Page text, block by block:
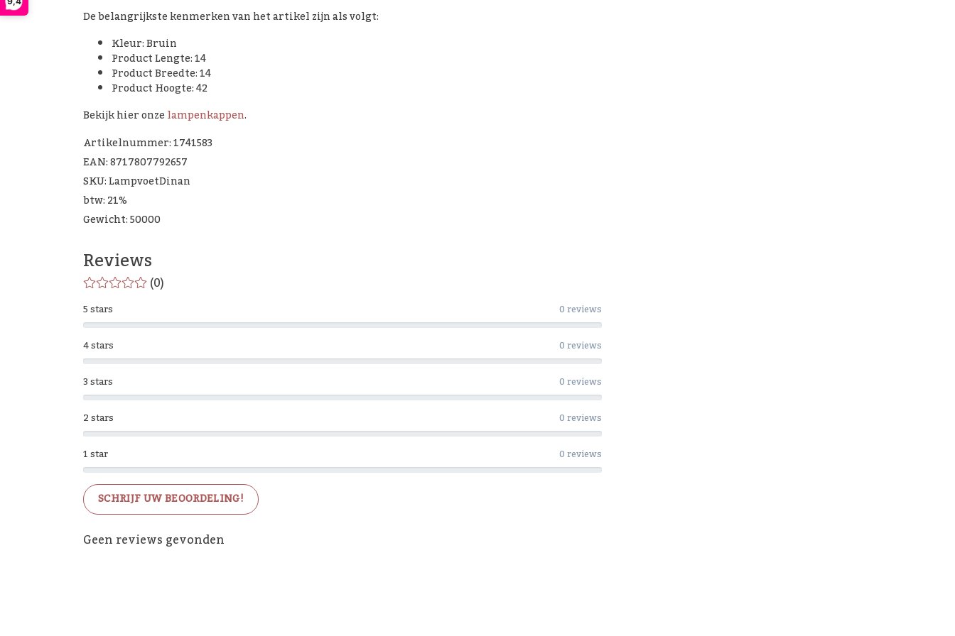
De belangrijkste kenmerken van het artikel zijn als volgt:
Kleur: Bruin
Product Lengte: 14
Product Breedte: 14
Product Hoogte: 42
Bekijk hier onzelampenkappen.
Artikelnummer: 1741583
EAN: 8717807792657
SKU: LampvoetDinan
btw: 21%
Gewicht: 50000
Reviews
(0)
1 star 0 reviews
2 stars 0 reviews
3 stars 0 reviews
4 stars 0 reviews
5 stars 0 reviews
SCHRIJF UW BEOORDELING!
Geen reviews gevonden